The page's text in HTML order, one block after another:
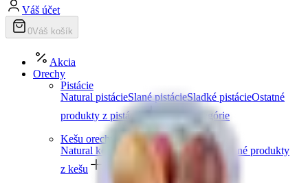
Váš účet
0Váš košík
Akcia
Orechy
Pistácie
Natural pistácieSlané pistácieSladké pistácieOstatné
produkty z pistácií
Ďalšie kategórie
Kešu orechy
Natural kešu
Sladké kešu
Ostatné produkty
z kešu
Ďalšie kategórie